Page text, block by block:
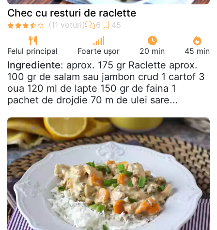
Chec cu resturi de raclette
Felul principal Foarte ușor 20 min 45 min
Ingrediente: aprox. 175 gr Raclette aprox.
100 gr de salam sau jambon crud 1 cartof 3
oua 120 ml de lapte 150 gr de faina 1
pachet de drojdie 70 m de ulei sare...